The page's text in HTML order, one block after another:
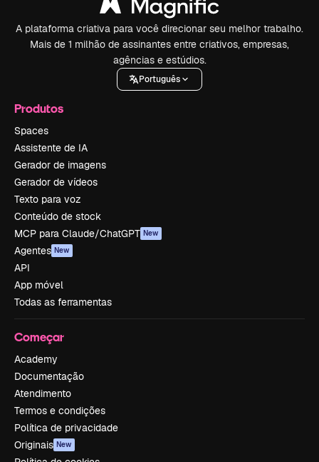
A plataforma criativa para você direcionar seu melhor trabalho.
Mais de 1 milhão de assinantes entre criativos, empresas,
agências e estúdios.
Português
Produtos
Spaces
Assistente de IA
Gerador de imagens
Gerador de vídeos
Texto para voz
Conteúdo de stock
MCP para Claude/ChatGPT New
Agentes New
API
App móvel
Todas as ferramentas
Começar
Academy
Documentação
Atendimento
Termos e condições
Política de privacidade
Originais New